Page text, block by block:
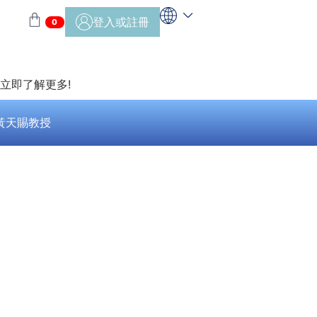
0 登入或註冊
即了解更多!
天賜教授